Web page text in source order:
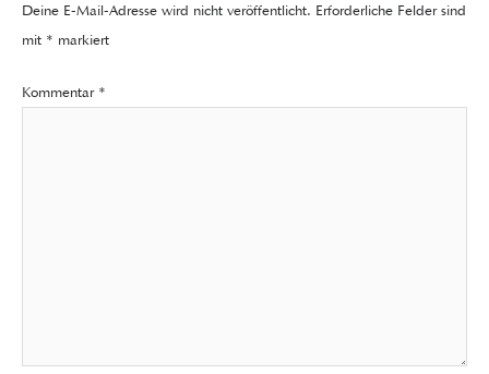
Deine E-Mail-Adresse wird nicht veröffentlicht. Erforderliche Felder sind
mit * markiert
Kommentar *